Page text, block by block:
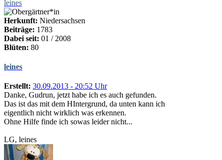
leines
Herkunft: Niedersachsen
Beiträge: 1783
Dabei seit: 01 / 2008
Blüten: 80
leines
Erstellt: 30.09.2013 - 20:52 Uhr
Danke, Gudrun, jetzt habe ich es auch gefunden.
Das ist das mit dem HIntergrund, da unten kann ich
eigentlich nicht wirklich was erkennen.
Ohne Hilfe finde ich sowas leider nicht...
LG, leines